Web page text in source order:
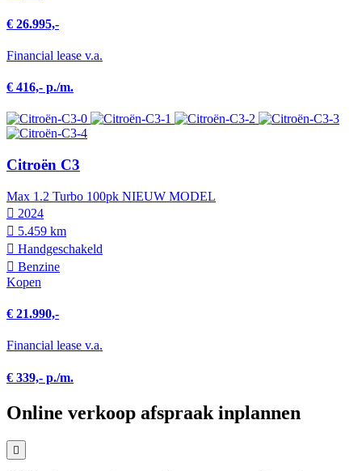
€ 26.995,-
Financial lease v.a.
€ 416,- p./m.
Citroën C3
Max 1.2 Turbo 100pk NIEUW MODEL
2024
5.459 km
Hand­geschakeld
Benzine
Kopen
€ 21.990,-
Financial lease v.a.
€ 339,- p./m.
Online verkoop afspraak inplannen